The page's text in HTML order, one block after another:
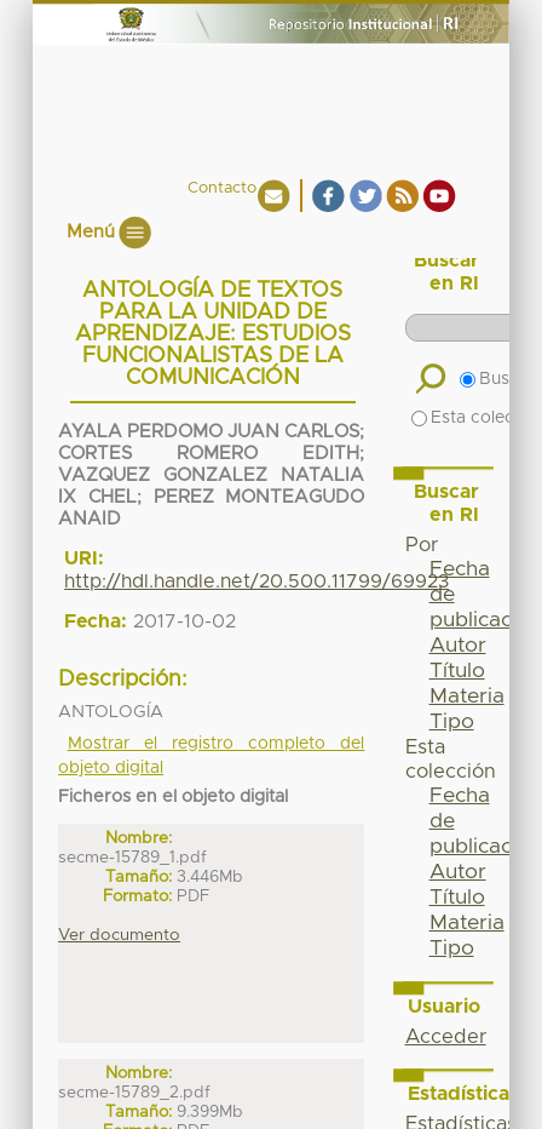
Contacto
Menú
ANTOLOGÍA DE TEXTOS
PARA LA UNIDAD DE
APRENDIZAJE: ESTUDIOS
FUNCIONALISTAS DE LA
COMUNICACIÓN
AYALA PERDOMO JUAN CARLOS;
CORTES ROMERO EDITH ;
VAZQUEZ GONZALEZ NATALIA
IX CHEL;
PEREZ MONTEAGUDO
ANAID
URI:
http://hdl.handle.net/20.500.11799/69923
Fecha: 2017-10-02
Descripción:
ANTOLOGÍA
Mostrar el registro completo del
objeto digital
Ficheros en el objeto digital
Nombre:
secme-15789_1.pdf
Tamaño: 3.446Mb
Formato: PDF
Ver documento
Nombre:
secme-15789_2.pdf
Tamaño: 9.399Mb
Buscar
en RI
Buscar
Esta
Buscar
en RI
Por
Fecha
de
publicación
Autor
Título
Materia
Tipo
Esta
colección
Fecha
de
publicación
Autor
Título
Materia
Tipo
Usuario
Acceder
Estadísticas
Estadísticas